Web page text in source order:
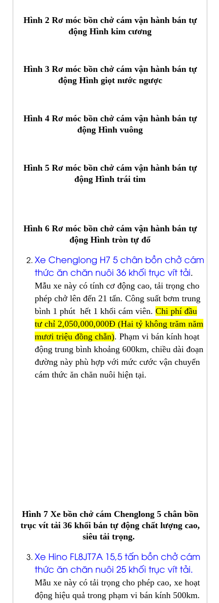
Hình 2 Rơ móc bồn chở cám vận hành bán tự
động Hình kim cương
Hình 3 Rơ móc bồn chở cám vận hành bán tự
động Hình giọt nước ngược
Hình 4 Rơ móc bồn chở cám vận hành bán tự
động Hình vuông
Hình 5 Rơ móc bồn chở cám vận hành bán tự
động Hình trái tim
Hình 6 Rơ móc bồn chở cám vận hành bán tự
động Hình tròn tự đổ
Xe Chenglong H7 5 chân bồn chở cám
thức ăn chăn nuôi 36 khối trục vít tải.
Mẫu xe này có tính cơ động cao, tải trọng cho
phép chở lên đến 21 tấn. Công suất bơm trung
bình 1 phút hết 1 khối cám viên. Chi phí đầu
tư chỉ 2,050,000,000Đ (Hai tỷ không trăm năm
mươi triệu đồng chẵn). Phạm vi bán kính hoạt
động trung bình khoảng 600km, chiều dài đoạn
đường này phù hợp với mức cước vận chuyển
cám thức ăn chăn nuôi hiện tại.
Hình 7 Xe bồn chở cám Chenglong 5 chân bồn
trục vít tải 36 khối bán tự động chất lượng cao,
siêu tải trọng.
Xe Hino FL8JT7A 15,5 tấn bồn chở cám
thức ăn chăn nuôi 25 khối trục vít tải.
Mẫu xe này có tải trọng cho phép cao, xe hoạt
động hiệu quả trong phạm vi bán kính 500km.